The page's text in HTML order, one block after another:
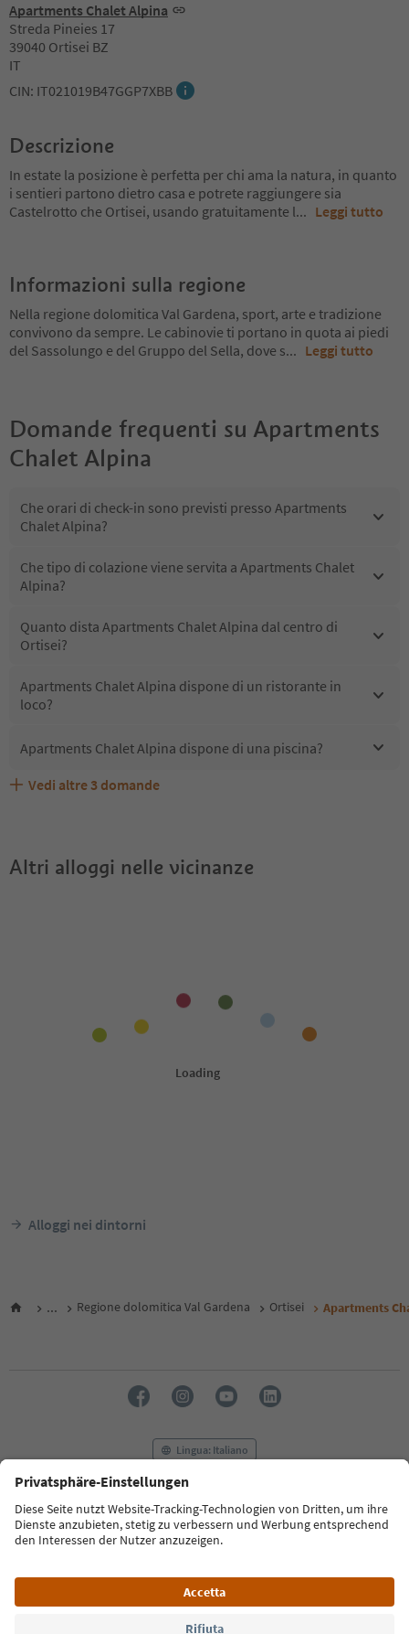
Apartments Chalet Alpina
Streda Pineies 17
39040 Ortisei BZ
IT
CIN: IT021019B47GGP7XBB
Descrizione
In estate la posizione è perfetta per chi ama la natura, in quanto
i sentieri partono dietro casa e potrete raggiungere sia
Castelrotto che Ortisei, usando gratuitamente l... Leggi tutto
Informazioni sulla regione
Nella regione dolomitica Val Gardena, sport, arte e tradizione
convivono da sempre. Le cabinovie ti portano in quota ai piedi
del Sassolungo e del Gruppo del Sella, dove s... Leggi tutto
Domande frequenti su Apartments
Chalet Alpina
Che orari di check-in sono previsti presso Apartments
Chalet Alpina?
Che tipo di colazione viene servita a Apartments Chalet
Alpina?
Quanto dista Apartments Chalet Alpina dal centro di
Ortisei?
Apartments Chalet Alpina dispone di un ristorante in
loco?
Apartments Chalet Alpina dispone di una piscina?
Apartments Chalet Alpina accetta animali domestici?
Quali servizi/attività sono disponibili presso Apartments
Gli ospiti di Apartments Chalet Alpina ricevono l'Alto
Vedi altre 3 domande
Altri alloggi nelle vicinanze
Alloggi nei dintorni
... Regione dolomitica Val Gardena Ortisei Apartments
Lingua: Italiano
FAQ Contatti Press MICE
Privacy Policy
Termini e condizioni
Crediti
Cookie Policy
Alto Adige B2B